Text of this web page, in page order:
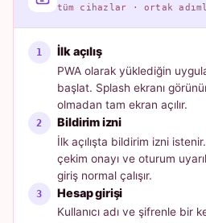
tüm cihazlar · ortak
İlk açılış
PWA olarak yüklediğin
başlat. Splash ekranı
olmadan tam ekran açılır.
Bildirim izni
İlk açılışta bildirim izni istenir.
çekim onayı ve oturum
giriş normal çalışır.
Hesap girişi
Kullanıcı adı ve şifrenle bir